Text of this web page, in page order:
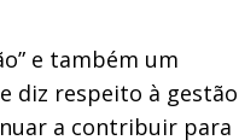
e também um
diz respeito à gestão
a contribuir para